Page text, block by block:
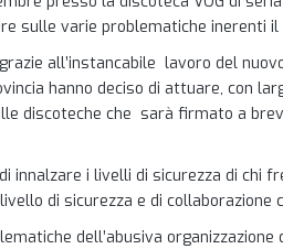
sulle varie problematiche inerenti
all’instancabile lavoro del
hanno deciso di attuare, con
discoteche che sarà firmato a
innalzare i livelli di sicurezza di chi
di sicurezza e di collaborazione
dell’abusiva